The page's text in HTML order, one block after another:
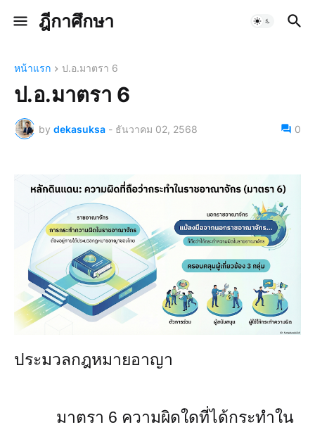
ฎีกาศึกษา
หน้าแรก ป.อ.มาตรา 6
ป.อ.มาตรา 6
by dekasuksa - ธันวาคม 02, 2568 0
ประมวลกฎหมายอาญา
มาตรา 6 ความผิดใดที่ได้กระทำใน